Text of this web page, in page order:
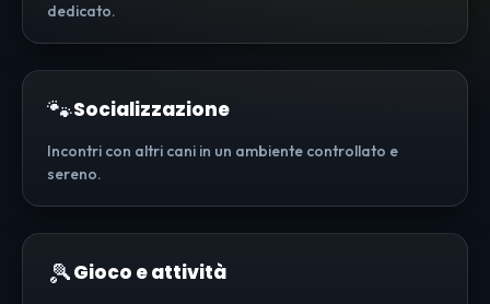
dedicato.
🐾Socializzazione
Incontri con altri cani in un ambiente controllato e
sereno.
🎾Gioco e attività